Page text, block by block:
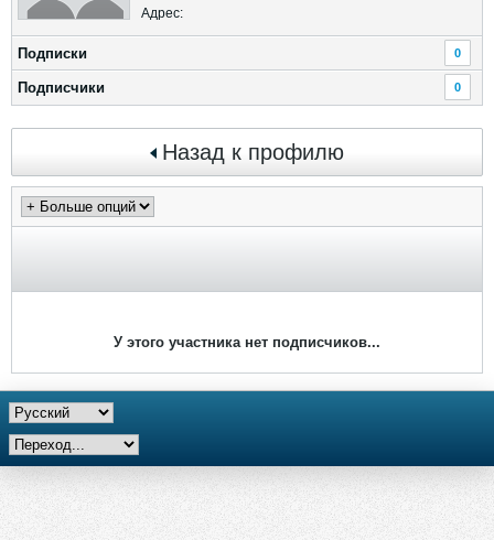
Адрес:
Подписки 0
Подписчики 0
Назад к профилю
У этого участника нет подписчиков...